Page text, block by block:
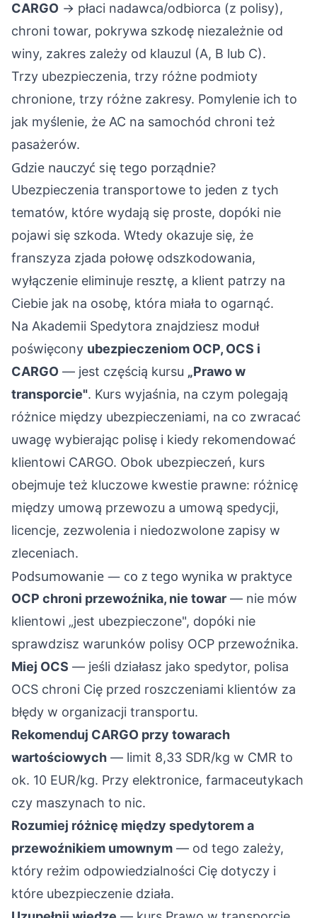
CARGO → płaci nadawca/odbiorca (z polisy),
chroni towar, pokrywa szkodę niezależnie od
winy, zakres zależy od klauzul (A, B lub C).
Trzy ubezpieczenia, trzy różne podmioty
chronione, trzy różne zakresy. Pomylenie ich to
jak myślenie, że AC na samochód chroni też
pasażerów.
Gdzie nauczyć się tego porządnie?
Ubezpieczenia transportowe to jeden z tych
tematów, które wydają się proste, dopóki nie
pojawi się szkoda. Wtedy okazuje się, że
franszyza zjada połowę odszkodowania,
wyłączenie eliminuje resztę, a klient patrzy na
Ciebie jak na osobę, która miała to ogarnąć.
Na Akademii Spedytora znajdziesz moduł
poświęcony ubezpieczeniom OCP, OCS i
CARGO — jest częścią kursu „Prawo w
transporcie". Kurs wyjaśnia, na czym polegają
różnice między ubezpieczeniami, na co zwracać
uwagę wybierając polisę i kiedy rekomendować
klientowi CARGO. Obok ubezpieczeń, kurs
obejmuje też kluczowe kwestie prawne: różnicę
między umową przewozu a umową spedycji,
licencje, zezwolenia i niedozwolone zapisy w
zleceniach.
Podsumowanie — co z tego wynika w praktyce
OCP chroni przewoźnika, nie towar — nie mów
klientowi „jest ubezpieczone", dopóki nie
sprawdzisz warunków polisy OCP przewoźnika.
Miej OCS — jeśli działasz jako spedytor, polisa
OCS chroni Cię przed roszczeniami klientów za
błędy w organizacji transportu.
Rekomenduj CARGO przy towarach
wartościowych — limit 8,33 SDR/kg w CMR to
ok. 10 EUR/kg. Przy elektronice, farmaceutykach
czy maszynach to nic.
Rozumiej różnicę między spedytorem a
przewoźnikiem umownym — od tego zależy,
który reżim odpowiedzialności Cię dotyczy i
które ubezpieczenie działa.